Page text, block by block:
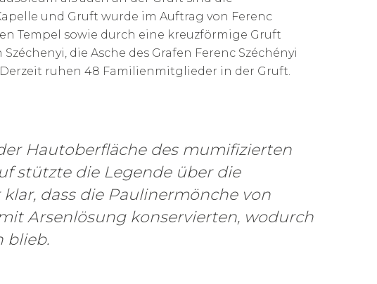
und Gruft wurde im Auftrag von Ferenc
Tempel sowie durch eine kreuzförmige Gruft
die Asche des Grafen Ferenc Széchényi
ruhen 48 Familienmitglieder in der Gruft.
Hautoberfläche des mumifizierten
stützte die Legende über die
dass die Paulinermönche von
Arsenlösung konservierten, wodurch
blieb.